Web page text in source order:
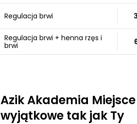
Regulacja brwi
Regulacja brwi + henna rzęs i
brwi
Azik Akademia Miejsce
wyjątkowe tak jak Ty